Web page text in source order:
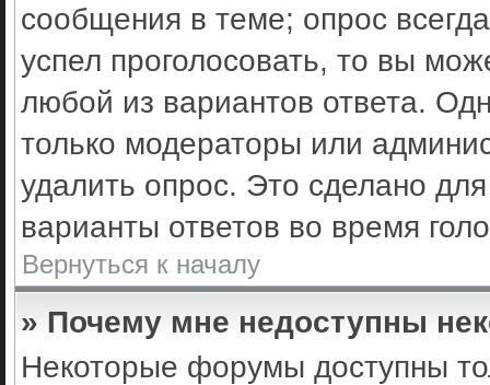
сообщения в теме; опрос
успел проголосовать, то вы
любой из вариантов ответа.
только модераторы или
удалить опрос. Это сделано
варианты ответов во время
Вернуться к началу
» Почему мне недоступны
Некоторые форумы доступны